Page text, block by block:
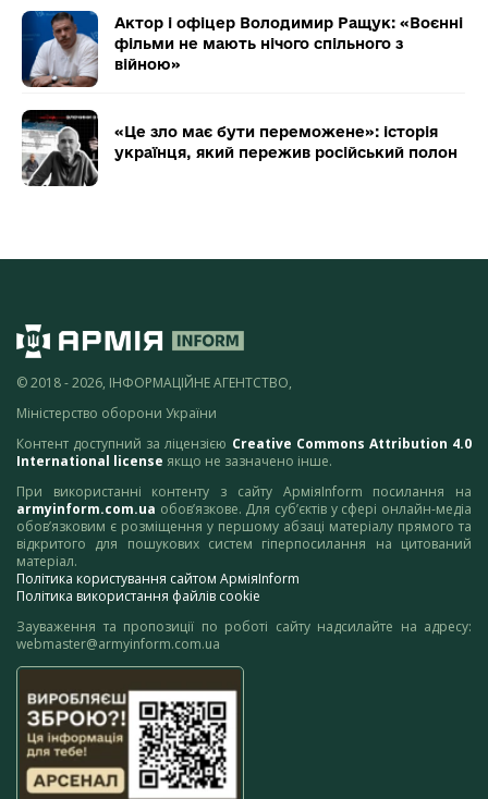
Актор і офіцер Володимир Ращук: «Воєнні
фільми не мають нічого спільного з
війною»
«Це зло має бути переможене»: історія
українця, який пережив російський полон
© 2018 - 2026, ІНФОРМАЦІЙНЕ АГЕНТСТВО,
Міністерство оборони України
Контент доступний за ліцензією Creative Commons Attribution 4.0
International license якщо не зазначено інше.
При використанні контенту з сайту АрміяInform посилання на
armyinform.com.ua обов’язкове. Для суб’єктів у сфері онлайн-медіа
обов’язковим є розміщення у першому абзаці матеріалу прямого та
відкритого для пошукових систем гіперпосилання на цитований
матеріал.
Політика користування сайтом АрміяInform
Політика використання файлів cookie
Зауваження та пропозиції по роботі сайту надсилайте на адресу:
webmaster@armyinform.com.ua